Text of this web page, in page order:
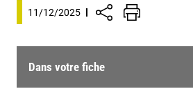
11/12/2025
Dans votre fiche